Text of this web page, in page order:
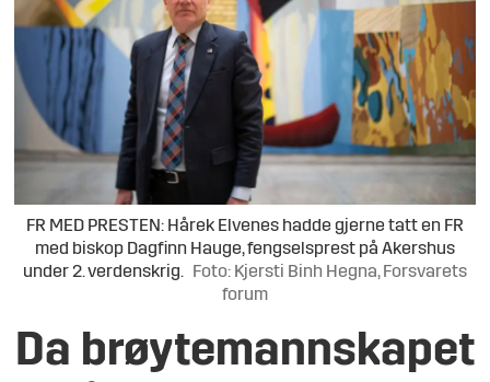
FR MED PRESTEN: Hårek Elvenes hadde gjerne tatt en FR
med biskop Dagfinn Hauge, fengselsprest på Akershus
under 2. verdenskrig.
Foto: Kjersti Binh Hegna, Forsvarets
forum
Da brøytemannskapet